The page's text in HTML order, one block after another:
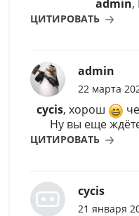
admin,
ЦИТИРОВАТЬ
admin
22 марта
cycis, хорош
Ну вы еще
ЦИТИРОВАТЬ
cycis
21 января